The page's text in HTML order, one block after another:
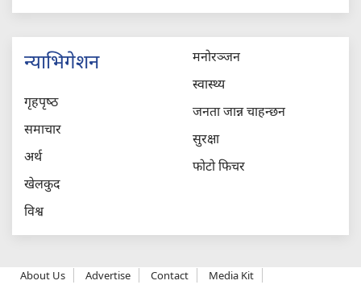
न्याभिगेशन
गृहपृष्‍ठ
समाचार
अर्थ
खेलकुद
विश्व
मनोरञ्जन
स्वास्थ्य
जनता जान्न चाहन्छन
सुरक्षा
फोटो फिचर
About Us Advertise Contact Media Kit